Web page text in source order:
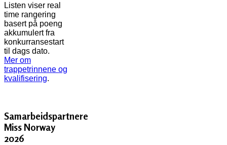
Listen viser real
time rangering
basert på poeng
akkumulert fra
konkurransestart
til dags dato.
Mer om
trappetrinnene og
kvalifisering.
Samarbeidspartnere
Miss Norway
2026